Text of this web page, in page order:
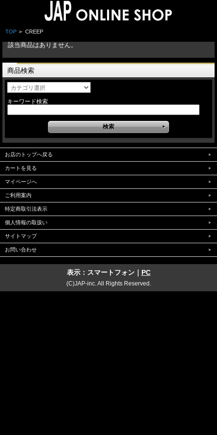
TOP > CREEP
該当商品はありません。
商品検索
キーワード検索
お店のトップへ戻る
カートを見る
マイページへ
ご利用案内
特定商取引法表示
個人情報の取扱い
サイトマップ
お問い合わせ
表示：スマートフォン｜ PC
(C)JAP-inc. All Rights Reserved.